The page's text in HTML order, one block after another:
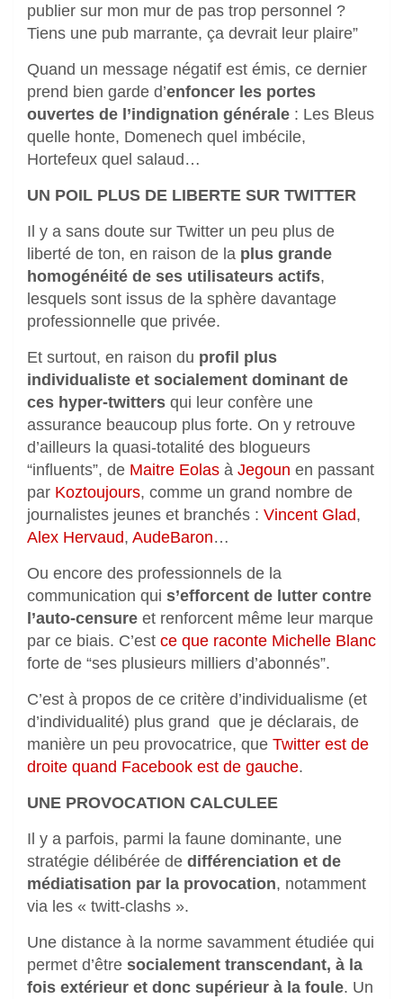
publier sur mon mur de pas trop personnel ?
Tiens une pub marrante, ça devrait leur plaire”
Quand un message négatif est émis, ce dernier
prend bien garde d’enfoncer les portes
ouvertes de l’indignation générale : Les Bleus
quelle honte, Domenech quel imbécile,
Hortefeux quel salaud…
UN POIL PLUS DE LIBERTE SUR TWITTER
Il y a sans doute sur Twitter un peu plus de
liberté de ton, en raison de la plus grande
homogénéité de ses utilisateurs actifs,
lesquels sont issus de la sphère davantage
professionnelle que privée.
Et surtout, en raison du profil plus
individualiste et socialement dominant de
ces hyper-twitters qui leur confère une
assurance beaucoup plus forte. On y retrouve
d’ailleurs la quasi-totalité des blogueurs
“influents”, de Maitre Eolas à Jegoun en passant
par Koztoujours, comme un grand nombre de
journalistes jeunes et branchés : Vincent Glad,
Alex Hervaud, AudeBaron…
Ou encore des professionnels de la
communication qui s’efforcent de lutter contre
l’auto-censure et renforcent même leur marque
par ce biais. C’est ce que raconte Michelle Blanc
forte de “ses plusieurs milliers d’abonnés”.
C’est à propos de ce critère d’individualisme (et
d’individualité) plus grand que je déclarais, de
manière un peu provocatrice, que Twitter est de
droite quand Facebook est de gauche.
UNE PROVOCATION CALCULEE
Il y a parfois, parmi la faune dominante, une
stratégie délibérée de différenciation et de
médiatisation par la provocation, notamment
via les « twitt-clashs ».
Une distance à la norme savamment étudiée qui
permet d’être socialement transcendant, à la
fois extérieur et donc supérieur à la foule. Un